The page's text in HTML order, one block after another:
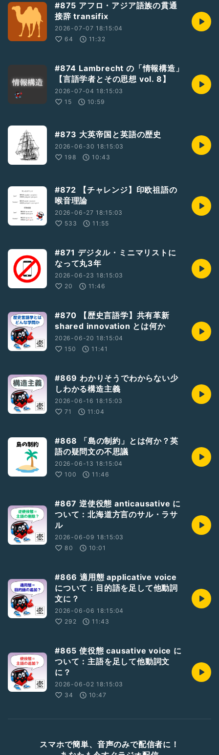
#875 アフロ・アジア語族の貫通
接辞 transifix
2026-07-07 18:15:04
64
11:32
#874 Lambrecht の「情報構造」
【言語学者とその思想 vol. 8】
2026-07-04 18:15:03
15
10:59
#873 大英帝国と英語の歴史
2026-06-30 18:15:03
198
10:43
#872 【チャレンジ】印欧祖語の
喉音理論
2026-06-27 18:15:03
533
11:55
#871 デジタル・ミニマリストに
なって丸3年
2026-06-23 18:15:03
20
11:46
#870 【歴史言語学】共有革新
shared innovation とは何か
2026-06-20 18:15:04
150
11:41
#869 わかりそうでわからない少
しわかる構造主義
2026-06-16 18:15:03
71
11:04
#868 「島の制約」とは何か？英
語の疑問文の不思議
2026-06-13 18:15:04
100
11:46
#867 逆使役態 anticausative に
ついて：北海道方言のサル・ラサ
ル
2026-06-09 18:15:03
80
10:01
#866 適用態 applicative voice
について：目的語を足して他動詞
文に？
2026-06-06 18:15:04
292
11:43
#865 使役態 causative voice に
ついて：主語を足して他動詞文
に？
2026-06-02 18:15:03
34
10:47
スマホで簡単、音声のみで配信者に！